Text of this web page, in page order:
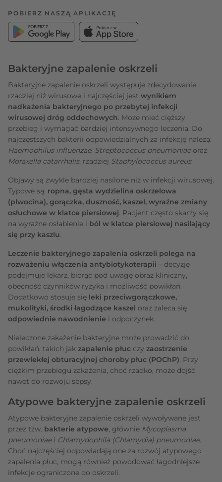
POBIERZ NASZĄ APLIKACJĘ
Bakteryjne zapalenie oskrzeli
Bakteryjne zapalenie oskrzeli występuje zdecydowanie
rzadziej niż wirusowe i najczęściej jest wynikiem
nadkażenia bakteryjnego po przebytej infekcji
wirusowej dróg oddechowych. Może mieć cięższy
przebieg i wymagać bardziej intensywnego leczenia. Do
najczęstszych bakterii odpowiedzialnych za infekcję należą:
Haemophilus influenzae, Streptococcus pneumoniaeoraz
Moraxella catarrhalis, rzadziej Staphylococcus aureus.
Objawy są zwykle bardziej nasilone niż w infekcji wirusowej.
Typowe są: ropna, gęsta wydzielina oskrzelowa
(plwocina), gorączka, duszność, kaszel, wyraźne zmiany
osłuchowe w klatce piersiowej. Pacjent często skarży się
na wyraźne osłabienie i ból w klatce piersiowej nasilający
się przy kaszlu.
Leczenie bakteryjnego zapalenia oskrzeli polega na
rozważeniu włączenia antybiotykoterapii – decyzję
podejmuje lekarz, biorąc pod uwagę obraz kliniczny,
obecność czynników ryzyka i możliwość powikłań.
Dodatkowo stosuje się leki przeciwgorączkowe,
mukolityki, środki łagodzące kaszel oraz zaleca się
odpowiednie nawodnienie i odpoczynek.
Nieleczone zakażenie bakteryjne może prowadzić do
powikłań, takich jak zapalenie płuc czy zaostrzenie
przewlekłej obturacyjnej choroby płuc (POChP). Przy
ciężkim przebiegu zakażenia, choć rzadko, może dojść
nawet do rozwoju sepsy.
Atypowe bakteryjne zapalenie oskrzeli
Atypowe bakteryjne zapalenie oskrzeli wywoływane jest
przez tzw. bakterie atypowe, głównie Mycoplasma
pneumoniaei Chlamydophila (Chlamydia) pneumoniae.
Choć najczęściej odpowiadają one za rozwój atypowego
zapalenia płuc, mogą również powodować łagodniejsze
infekcje ograniczone do oskrzeli.